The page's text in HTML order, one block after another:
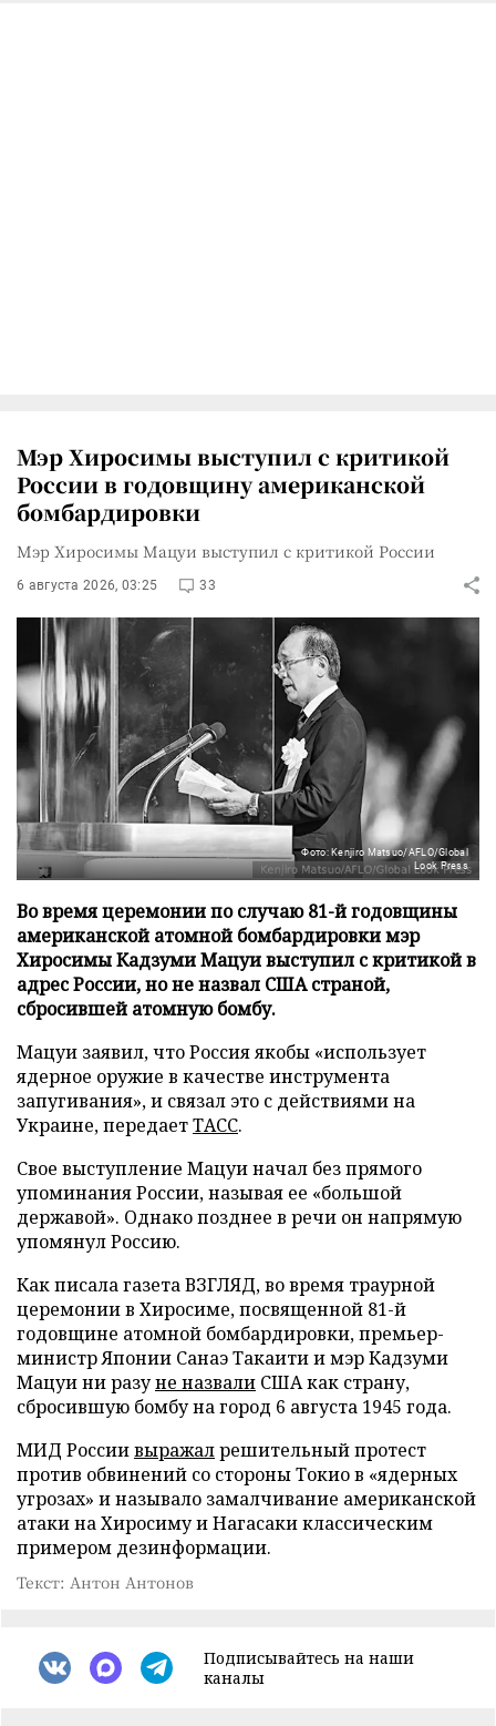
Мэр Хиросимы выступил с критикой
России в годовщину американской
бомбардировки
Мэр Хиросимы Мацуи выступил с критикой России
6 августа 2026, 03:25 33
Фото: Kenjiro Matsuo/AFLO/Global
Look Press
Во время церемонии по случаю 81-й годовщины
американской атомной бомбардировки мэр
Хиросимы Кадзуми Мацуи выступил с критикой в
адрес России, но не назвал США страной,
сбросившей атомную бомбу.
Мацуи заявил, что Россия якобы «использует
ядерное оружие в качестве инструмента
запугивания», и связал это с действиями на
Украине, передаетТАСС.
Свое выступление Мацуи начал без прямого
упоминания России, называя ее «большой
державой». Однако позднее в речи он напрямую
упомянул Россию.
Как писала газета ВЗГЛЯД, во время траурной
церемонии в Хиросиме, посвященной 81-й
годовщине атомной бомбардировки, премьер-
министр Японии Санаэ Такаити и мэр Кадзуми
Мацуи ни разуне назвали США как страну,
сбросившую бомбу на город 6 августа 1945 года.
МИД Россиивыражалрешительный протест
против обвинений со стороны Токио в «ядерных
угрозах» и называло замалчивание американской
атаки на Хиросиму и Нагасаки классическим
примером дезинформации.
Текст: Антон Антонов
Подписывайтесь на наши
каналы